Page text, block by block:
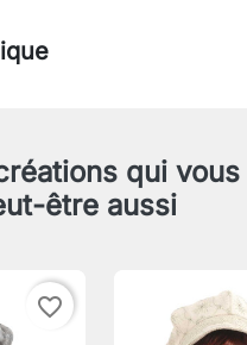
qui vous
être aussi
favorite_border